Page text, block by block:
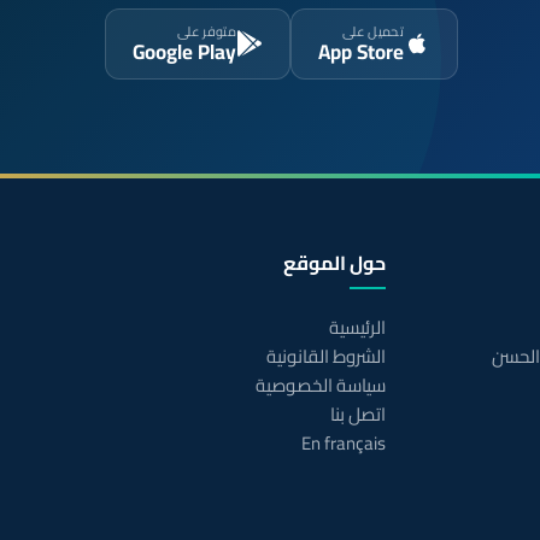
تحميل على
App Store
متوفر على
Google Play
حول الموقع
الرئيسية
الشروط القانونية
سياسة الخصوصية
اتصل بنا
En français